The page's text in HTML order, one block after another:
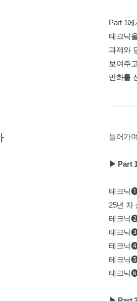
Part 1
테크닉
과제와
보여주
만화를
들어가
▶ Part
테크닉
25년 차
테크닉
테크닉
테크닉
테크닉
테크닉